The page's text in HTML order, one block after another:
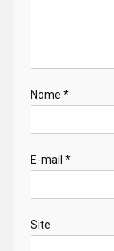
Nome *
E-mail *
Site